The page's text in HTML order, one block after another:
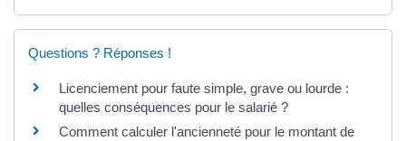
Questions ? Réponses !
Licenciement pour faute simple, grave ou lourde :
quelles conséquences pour le salarié ?
Comment calculer l'ancienneté pour le montant de